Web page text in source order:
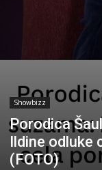
Showbizz
Porodica
Ildine
(FOTO)